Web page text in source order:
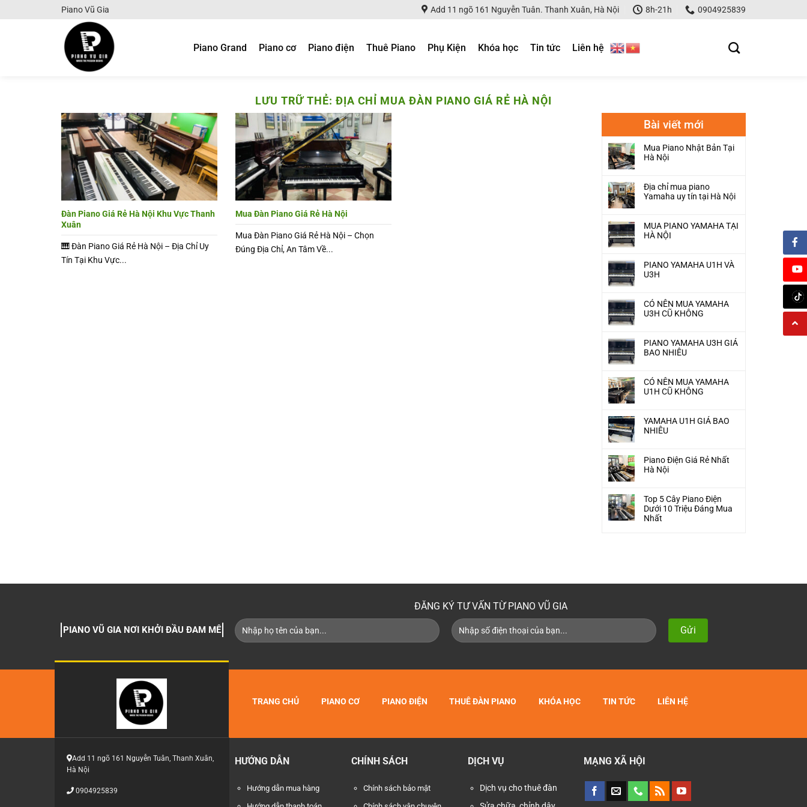
Piano Vũ Gia Add 11 ngõ 161 Nguyễn Tuân. Thanh Xuân, Hà Nội 8h-21h 0904925839
Piano Grand Piano cơ Piano điện Thuê Piano Phụ Kiện Khóa học Tin tức Liên hệ
LƯU TRỮ THẺ: ĐỊA CHỈ MUA ĐÀN PIANO GIÁ RẺ HÀ NỘI
Đàn Piano Giá Rẻ Hà Nội Khu Vực Thanh
Xuân
🎹 Đàn Piano Giá Rẻ Hà Nội – Địa Chỉ Uy
Tín Tại Khu Vực...
Mua Đàn Piano Giá Rẻ Hà Nội
Mua Đàn Piano Giá Rẻ Hà Nội – Chọn
Đúng Địa Chỉ, An Tâm Về...
Bài viết mới
Mua Piano Nhật Bản Tại
Hà Nội
Địa chỉ mua piano
Yamaha uy tín tại Hà Nội
MUA PIANO YAMAHA TẠI
HÀ NỘI
PIANO YAMAHA U1H VÀ
U3H
CÓ NÊN MUA YAMAHA
U3H CŨ KHÔNG
PIANO YAMAHA U3H GIÁ
BAO NHIÊU
CÓ NÊN MUA YAMAHA
U1H CŨ KHÔNG
YAMAHA U1H GIÁ BAO
NHIÊU
Piano Điện Giá Rẻ Nhất
Hà Nội
Top 5 Cây Piano Điện
Dưới 10 Triệu Đáng Mua
Nhất
PIANO VŨ GIA NƠI KHỞI ĐẦU ĐAM MÊ
ĐĂNG KÝ TƯ VẤN TỪ PIANO VŨ GIA
TRANG CHỦ PIANO CƠ PIANO ĐIỆN THUÊ ĐÀN PIANO KHÓA HỌC TIN TỨC LIÊN HỆ
Add 11 ngõ 161 Nguyễn Tuân, Thanh Xuân,
Hà Nội
0904925839
HƯỚNG DẪN
Hướng dẫn mua hàng
CHÍNH SÁCH
Chính sách bảo mật
DỊCH VỤ
Dịch vụ cho thuê đàn
MẠNG XÃ HỘI